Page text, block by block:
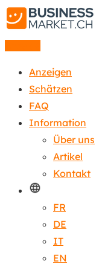
Anzeigen
Schätzen
FAQ
Information
Über uns
Artikel
Kontakt
FR
DE
IT
EN